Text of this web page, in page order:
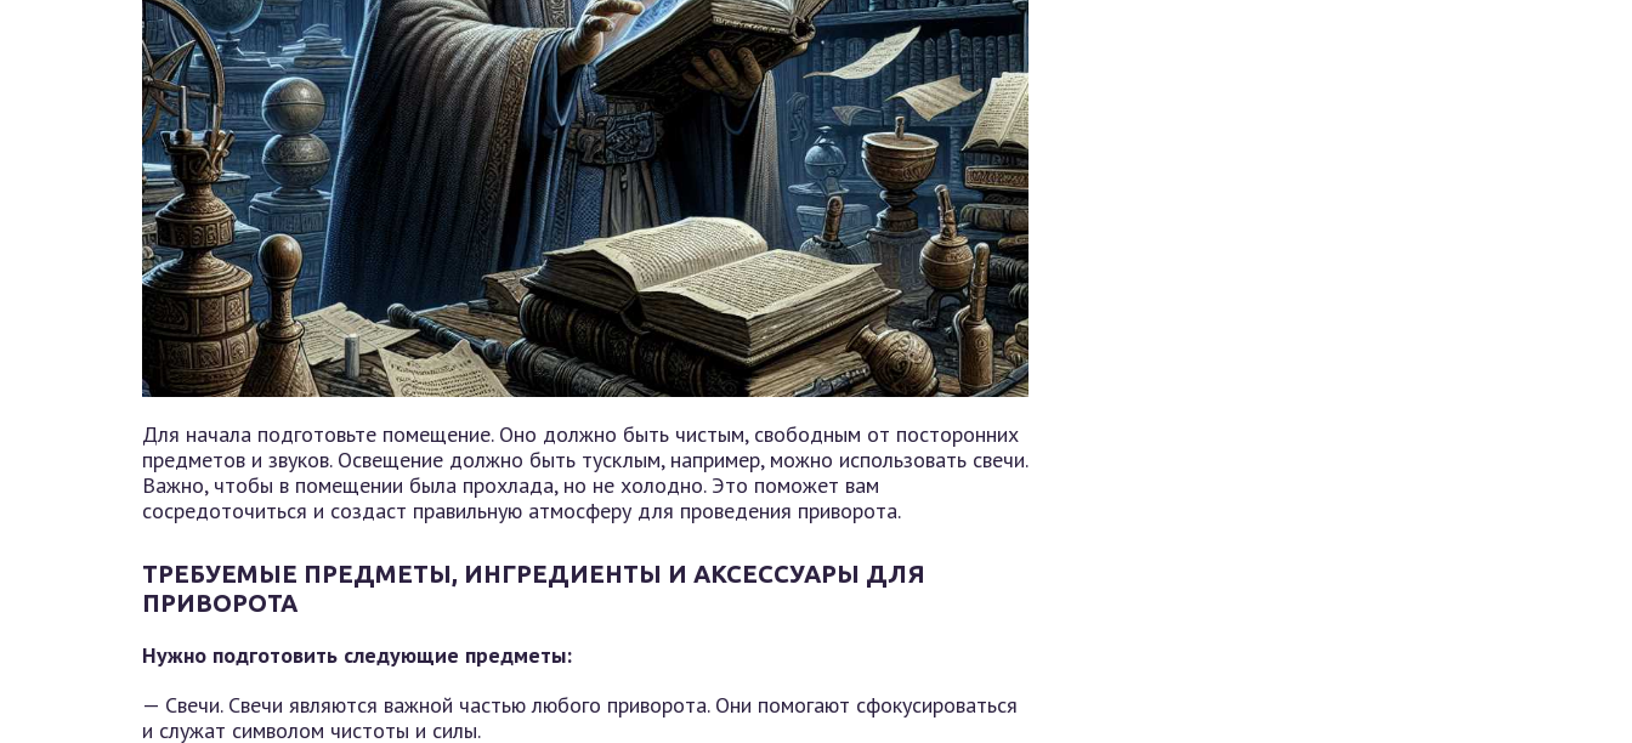
Для начала подготовьте помещение. Оно должно быть чистым, свободным от посторонних
предметов и звуков. Освещение должно быть тусклым, например, можно использовать свечи.
Важно, чтобы в помещении была прохлада, но не холодно. Это поможет вам
сосредоточиться и создаст правильную атмосферу для проведения приворота.
ТРЕБУЕМЫЕ ПРЕДМЕТЫ, ИНГРЕДИЕНТЫ И АКСЕССУАРЫ ДЛЯ
ПРИВОРОТА
Нужно подготовить следующие предметы:
— Свечи. Свечи являются важной частью любого приворота. Они помогают сфокусироваться
и служат символом чистоты и силы.